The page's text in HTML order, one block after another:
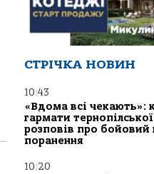
СТРІЧКА НОВИН
10:43
«Вдома всі чекають»:
гармати
розповів про бойовий
поранення
10:20